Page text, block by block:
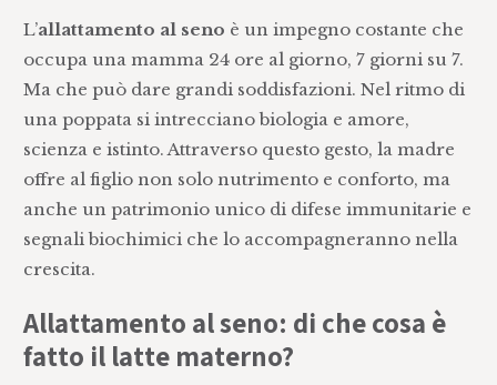
L’allattamento al seno è un impegno costante che
occupa una mamma 24 ore al giorno, 7 giorni su 7.
Ma che può dare grandi soddisfazioni. Nel ritmo di
una poppata si intrecciano biologia e amore,
scienza e istinto. Attraverso questo gesto, la madre
offre al figlio non solo nutrimento e conforto, ma
anche un patrimonio unico di difese immunitarie e
segnali biochimici che lo accompagneranno nella
crescita.
Allattamento al seno: di che cosa è
fatto il latte materno?